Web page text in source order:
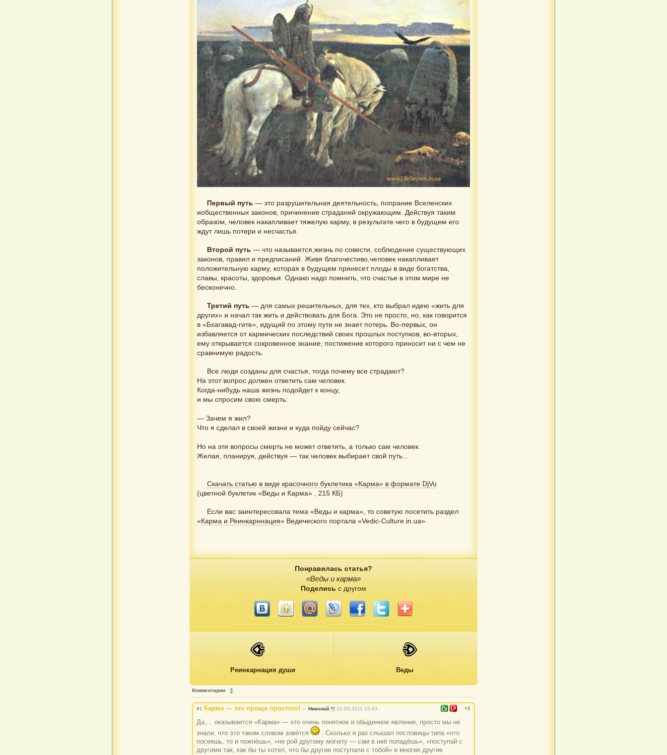
Первый путь — это разрушительная деятельность, попрание Вселенских
иобщественных законов, причинение страданий окружающим. Действуя таким
образом, человек накапливает тяжелую карму, в результате чего в будущем его
ждут лишь потери и несчастья.
Второй путь — что называется,жизнь по совести, соблюдение существующих
законов, правил и предписаний. Живя благочестиво,человек накапливает
положительную карму, которая в будущем принесет плоды в виде богатства,
славы, красоты, здоровья. Однако надо помнить, что счастье в этом мире не
бесконечно.
Третий путь — для самых решительных, для тех, кто выбрал идею «жить для
других» и начал так жить и действовать для Бога. Это не просто, но, как говорится
в «Бхагавад-гите», идущий по этому пути не знает потерь. Во-первых, он
избавляется от кармических последствий своих прошлых поступков, во-вторых,
ему открывается сокровенное знание, постижение которого приносит ни с чем не
сравнимую радость.
Все люди созданы для счастья, тогда почему все страдают?
На этот вопрос должен ответить сам человек.
Когда-нибудь наша жизнь подойдет к концу,
и мы спросим свою смерть:
— Зачем я жил?
Что я сделал в своей жизни и куда пойду сейчас?
Но на эти вопросы смерть не может ответить, а только сам человек.
Желая, планируя, действуя — так человек выбирает свой путь...
Скачать статью в виде красочного буклетика «Карма» в формате DjVu
(цветной буклетик «Веды и Карма» , 215 КБ)
Если вас заинтересовала тема «Веды и карма», то советую посетить раздел
« Карма и Реинкарннация» Ведического портала «Vedic-Culture.in.ua»
Понравилась статья?
«Веды и карма»
Поделись с другом
Реинкарнация души Веды
Комментарии
+1
#1 Карма — это проще простого! — Николай 10.03.2011 15:43
Да,... оказывается «Карма» — это очень понятное и обыденное явление, просто мы не
знали, что это таким словом зовётся
. Сколько я раз слышал пословицы типа «что
посеешь, то и пожнёшь», «не рой другому могилу — сам в неё попадёшь», «поступай с
другими так, как бы ты хотел, что бы другие поступали с тобой» и многие другие